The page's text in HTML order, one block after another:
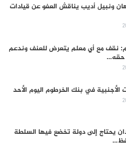
ونبيل أديب يناقش العفو عن قيادات
نقف مع أي معلم يتعرض للعنف وندعم
حقه…
الأجنبية في بنك الخرطوم اليوم الأحد
يحتاج إلى دولة تخضع فيها السلطة